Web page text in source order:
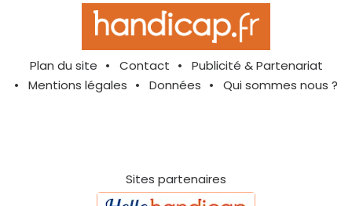
Plan du site Contact
Publicité & Partenariat
Mentions légales
Données Qui sommes nous ?
Sites partenaires